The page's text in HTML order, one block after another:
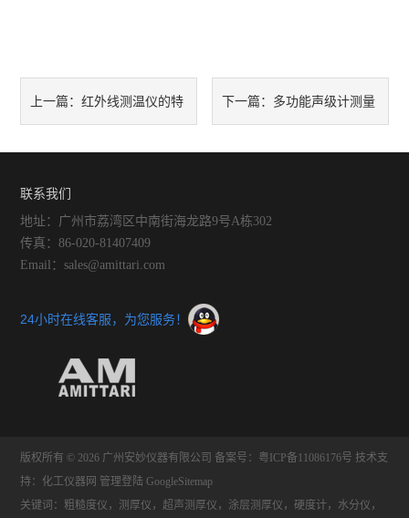
上一篇：红外线测温仪的特 下一篇： 多功能声级计测量
联系我们
地址：广州市荔湾区中南街海龙路9号A栋302
传真：86-020-81407409
Email：sales@amittari.com
24小时在线客服，为您服务！
版权所有 © 2026 广州安妙仪器有限公司 备案号：粤ICP备11086176号 技术支
持： 化工仪器网 管理登陆 GoogleSitemap
关键词：粗糙度仪，测厚仪，超声测厚仪，涂层测厚仪，硬度计，水分仪，